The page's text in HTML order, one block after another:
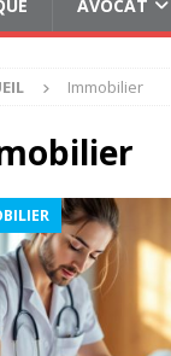
AVOCAT
Immobilier